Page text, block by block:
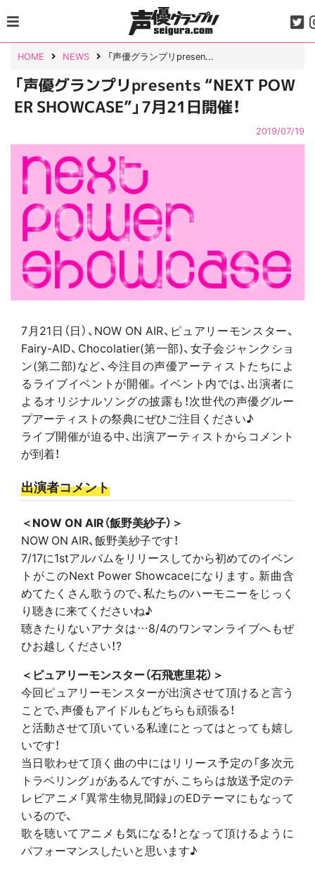
to
content
HOME NEWS 「声優グランプリpresen...
「声優グランプリpresents “NEXT POW
ER SHOWCASE”」7月21日開催！
2019/07/19
7月21日（日）、NOW ON AIR、ピュアリーモンスター、
Fairy-AID、Chocolatier(第一部)、女子会ジャンクショ
ン(第二部)など、今注目の声優アーティストたちによ
るライブイベントが開催。イベント内では、出演者に
よるオリジナルソングの披露も！次世代の声優グルー
プアーティストの祭典にぜひご注目ください♪
ライブ開催が迫る中、出演アーティストからコメント
が到着！
出演者コメント
＜NOW ON AIR（飯野美紗子）＞
NOW ON AIR、飯野美紗子です！
7/17に1stアルバムをリリースしてから初めてのイベン
トがこのNext Power Showcaceになります。新曲含
めてたくさん歌うので、私たちのハーモニーをじっく
り聴きに来てくださいね♪
聴きたりないアナタは…8/4のワンマンライブへもぜ
ひお越しください！?
＜ピュアリーモンスター（石飛恵里花）＞
今回ピュアリーモンスターが出演させて頂けると言う
ことで、声優もアイドルもどちらも頑張る！
と活動させて頂いている私達にとってはとっても嬉し
いです！
当日歌わせて頂く曲の中にはリリース予定の「多次元
トラベリング」があるんですが、こちらは放送予定のテ
レビアニメ「異常生物見聞録」のEDテーマにもなって
いるので、
歌を聴いてアニメも気になる！となって頂けるように
パフォーマンスしたいと思います♪